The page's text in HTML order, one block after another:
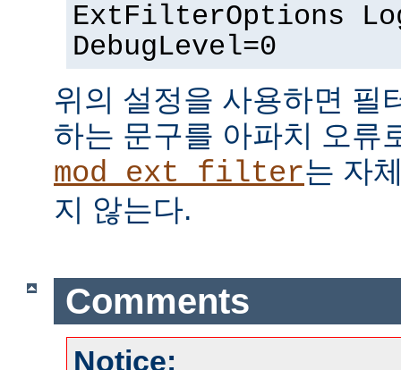
ExtFilterOptions
DebugLevel=0
위의 설정을 사용하면 필
하는 문구를 아파치 오류
mod_ext_filter는 자
지 않는다.
Comments
Notice: